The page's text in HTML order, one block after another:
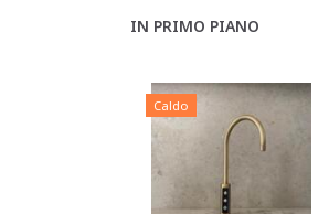
IN PRIMO PIANO
Caldo